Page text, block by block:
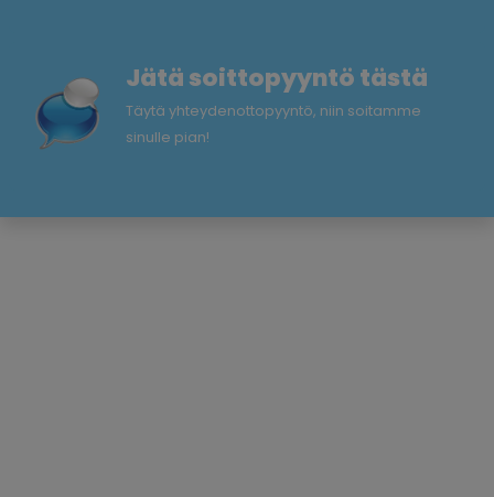
Jätä soittopyyntö tästä
Täytä yhteydenottopyyntö, niin soitamme
sinulle pian!